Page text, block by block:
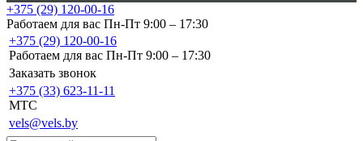
+375 (29) 120-00-16
Работаем для вас Пн-Пт 9:00 – 17:30
+375 (29) 120-00-16
Работаем для вас Пн-Пт 9:00 – 17:30
Заказать звонок
+375 (33) 623-11-11
MTC
vels@vels.by